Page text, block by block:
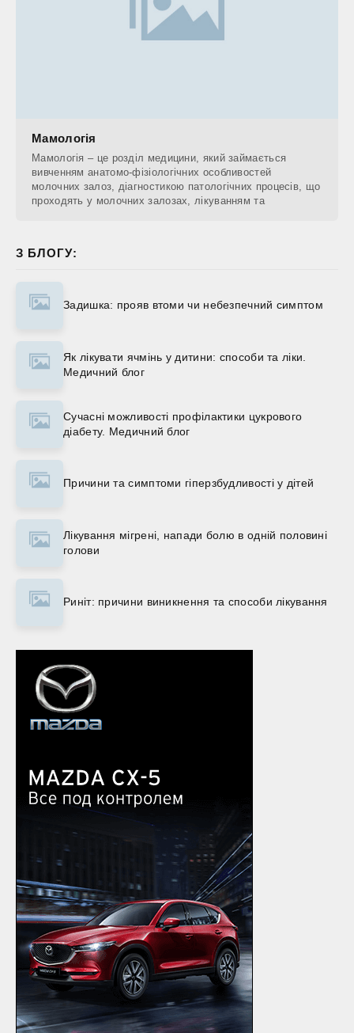
Мамологія
Мамологія – це розділ медицини, який займається
вивченням анатомо-фізіологічних особливостей
молочних залоз, діагностикою патологічних процесів, що
проходять у молочних залозах, лікуванням та
З БЛОГУ:
Задишка: прояв втоми чи небезпечний симптом
Як лікувати ячмінь у дитини: способи та ліки.
Медичний блог
Сучасні можливості профілактики цукрового
діабету. Медичний блог
Причини та симптоми гіперзбудливості у дітей
Лікування мігрені, напади болю в одній половині
голови
Риніт: причини виникнення та способи лікування